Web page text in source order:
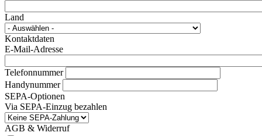
Land
Kontaktdaten
E-Mail-Adresse
Telefonnummer
Handynummer
SEPA-Optionen
Via SEPA-Einzug bezahlen
AGB & Widerruf